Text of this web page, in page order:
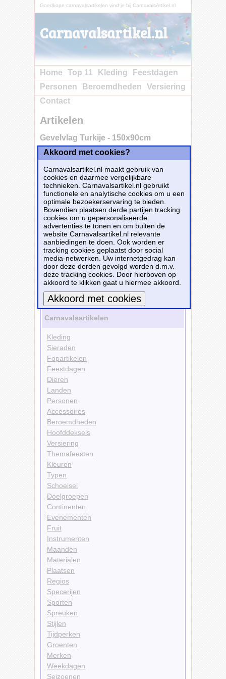
Goedkope carnavalsartikelen vind je bij CarnavalsArtikel.nl
Carnavalsartikel.nl
Home Top 11 Kleding
Feestdagen
Personen
Beroemdheden
Versiering
Contact
Artikelen
Gevelvlag Turkije - 150x90cm
<p>Leuke
rood-witte gevelvlag Turkije, verpakt per stuk
met een afmeting van 150x90cm. Perfect
voor een feestje in Turkse sferen. Bekijk hier
ons geheleTurkijeassortiment voor een
complete partylook.</p>
Dit carnavalsartikelGevelvlag Turkije -
150x90cmis te bestellen bijFeestwinkel.nl
voor€ 5,50.
Bestellen
Landen
Turkije
Bekijk alle carnavalsartikelen
Carnavalsartikelen
Kleding
Sieraden
Fopartikelen
Feestdagen
Dieren
Landen
Personen
Accessoires
Beroemdheden
Hoofddeksels
Versiering
Themafeesten
Kleuren
Typen
Schoeisel
Doelgroepen
Continenten
Evenementen
Fruit
Instrumenten
Maanden
Materialen
Plaatsen
Regios
Specerijen
Sporten
Spreuken
Stijlen
Tijdperken
Groenten
Merken
Weekdagen
Seizoenen
Akkoord met cookies?
Carnavalsartikel.nl maakt gebruik van
cookies en daarmee vergelijkbare
technieken. Carnavalsartikel.nl gebruikt
functionele en analytische cookies om u een
optimale bezoekerservaring te bieden.
Bovendien plaatsen derde partijen tracking
cookies om u gepersonaliseerde
advertenties te tonen en om buiten de
website Carnavalsartikel.nl relevante
aanbiedingen te doen. Ook worden er
tracking cookies geplaatst door social
media-netwerken. Uw internetgedrag kan
door deze derden gevolgd worden d.m.v.
deze tracking cookies. Door hierboven op
akkoord te klikken gaat u hiermee akkoord.
Meer informatie